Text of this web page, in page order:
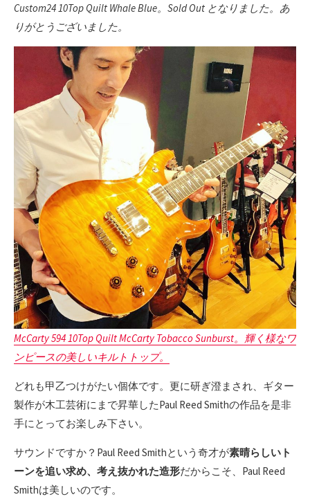
Custom24 10Top Quilt Whale Blue。Sold Out となりました。あ
りがとうございました。
McCarty 594 10Top Quilt McCarty Tobacco Sunburst。輝く様なワ
ンピースの美しいキルトトップ。
どれも甲乙つけがたい個体です。更に研ぎ澄まされ、ギター
製作が木工芸術にまで昇華したPaul Reed Smithの作品を是非
手にとってお楽しみ下さい。
サウンドですか？Paul Reed Smithという奇才が素晴らしいト
ーンを追い求め、考え抜かれた造形だからこそ、Paul Reed
Smithは美しいのです。